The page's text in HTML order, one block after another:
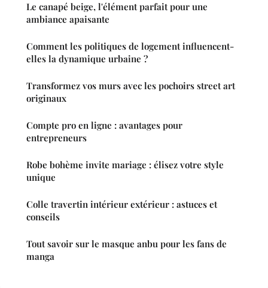
Le canapé beige, l'élément parfait pour une
ambiance apaisante
Comment les politiques de logement influencent-
elles la dynamique urbaine ?
Transformez vos murs avec les pochoirs street art
originaux
Compte pro en ligne : avantages pour
entrepreneurs
Robe bohème invite mariage : élisez votre style
unique
Colle travertin intérieur extérieur : astuces et
conseils
Tout savoir sur le masque anbu pour les fans de
manga